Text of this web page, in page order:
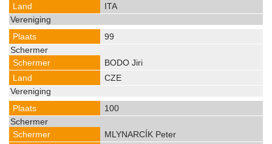
ITA
99
BODO Jiri
CZE
100
MLYNARCÍK Peter